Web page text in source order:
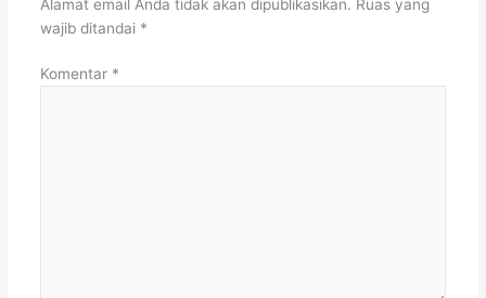
Alamat email Anda tidak akan dipublikasikan. Ruas yang
wajib ditandai *
Komentar *